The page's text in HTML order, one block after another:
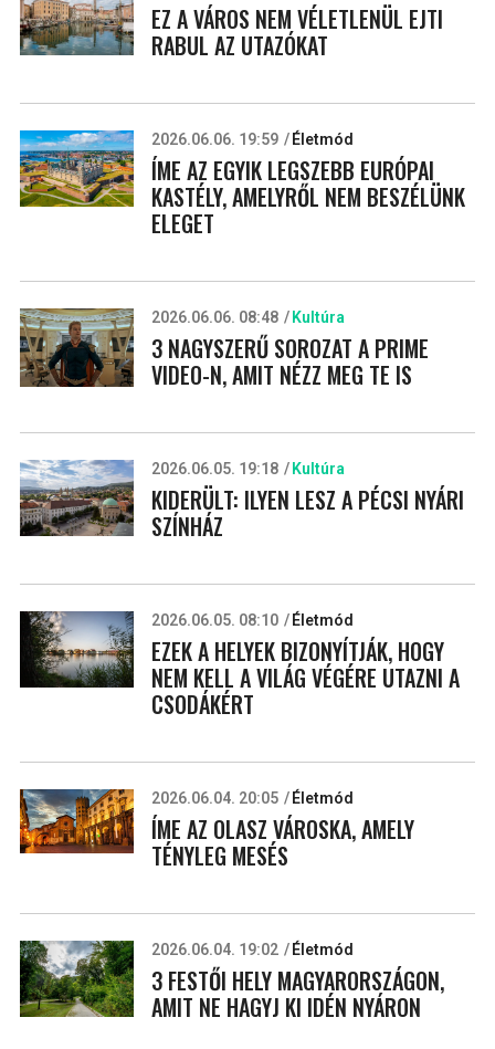
EZ A VÁROS NEM VÉLETLENÜL EJTI
RABUL AZ UTAZÓKAT
2026.06.06. 19:59 Életmód
ÍME AZ EGYIK LEGSZEBB EURÓPAI
KASTÉLY, AMELYRŐL NEM BESZÉLÜNK
ELEGET
2026.06.06. 08:48 Kultúra
3 NAGYSZERŰ SOROZAT A PRIME
VIDEO-N, AMIT NÉZZ MEG TE IS
2026.06.05. 19:18 Kultúra
KIDERÜLT: ILYEN LESZ A PÉCSI NYÁRI
SZÍNHÁZ
2026.06.05. 08:10 Életmód
EZEK A HELYEK BIZONYÍTJÁK, HOGY
NEM KELL A VILÁG VÉGÉRE UTAZNI A
CSODÁKÉRT
2026.06.04. 20:05 Életmód
ÍME AZ OLASZ VÁROSKA, AMELY
TÉNYLEG MESÉS
2026.06.04. 19:02 Életmód
3 FESTŐI HELY MAGYARORSZÁGON,
AMIT NE HAGYJ KI IDÉN NYÁRON